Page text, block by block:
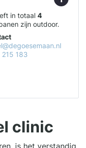
in totaal 4
zijn outdoor.
215 183
clinic